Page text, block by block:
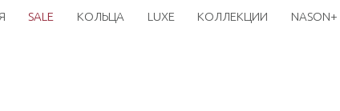
SALE КОЛЬЦА LUXE КОЛЛЕКЦИИ NASON+